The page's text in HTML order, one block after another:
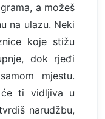
a možeš
na ulazu. Neki
koje stižu
dok rjeđi
mjestu.
ti vidljiva u
narudžbu,